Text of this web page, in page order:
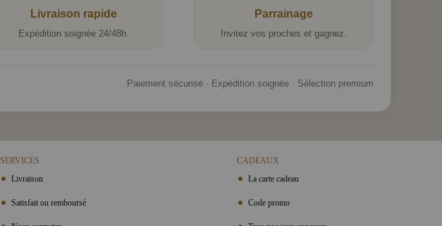
Livraison rapide
Expédition soignée 24/48h.
Parrainage
Invitez vos proches et gagnez.
Paiement sécurisé · Expédition soignée · Sélection premium
SERVICES
Livraison
Satisfait ou remboursé
CADEAUX
La carte cadeau
Code promo